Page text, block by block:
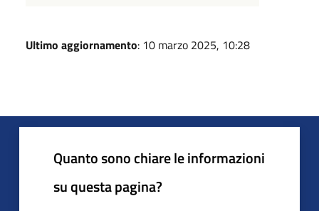
Ultimo aggiornamento: 10 marzo 2025, 10:28
Quanto sono chiare le informazioni
su questa pagina?